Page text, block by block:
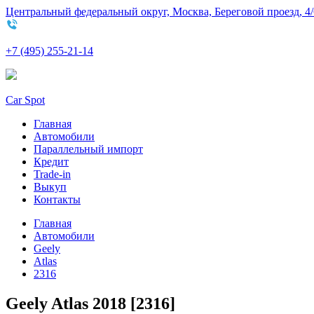
Центральный федеральный округ, Москва, Береговой проезд,
+7 (495) 255-21-14
Car Spot
Главная
Автомобили
Параллельный импорт
Кредит
Trade-in
Выкуп
Контакты
Главная
Автомобили
Geely
Atlas
2316
Geely Atlas 2018 [2316]